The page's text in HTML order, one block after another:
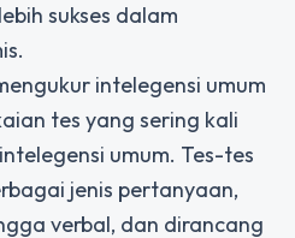
sukses dalam
intelegensi umum
tes yang sering kali
umum. Tes-tes
jenis pertanyaan,
verbal, dan dirancang